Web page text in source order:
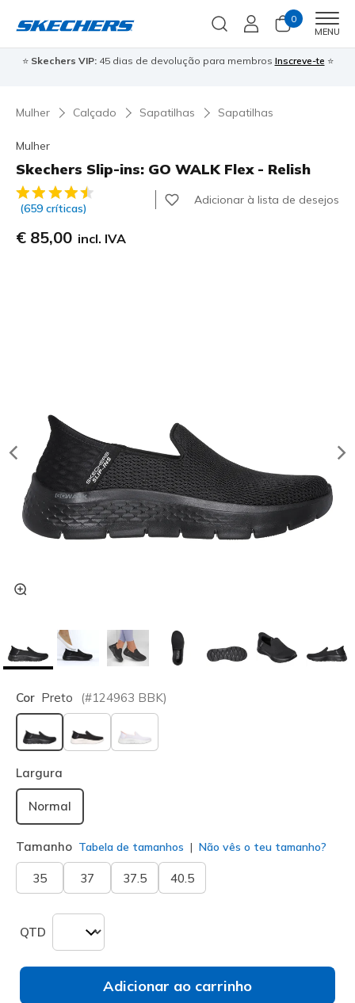
0
MENU
⭐ Skechers VIP:45 dias de devolução para membros Inscreve-te ⭐
Mulher Calçado Sapatilhas Sapatilhas
Mulher
Skechers Slip-ins: GO WALK Flex - Relish
4$4 de 5 – Classificação do cliente
(659 críticas)
Adicionar à lista de desejos
€ 85,00 incl. IVA
Cor Preto (#124963 BBK)
selecionado
Largura
Normal
Tamanho Tabela de tamanhos Não vês o teu tamanho?
35 37 37.5 40.5
QTD
Adicionar ao carrinho